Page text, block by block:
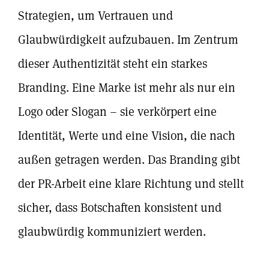
Strategien, um Vertrauen und
Glaubwürdigkeit aufzubauen. Im Zentrum
dieser Authentizität steht ein starkes
Branding. Eine Marke ist mehr als nur ein
Logo oder Slogan – sie verkörpert eine
Identität, Werte und eine Vision, die nach
außen getragen werden. Das Branding gibt
der PR-Arbeit eine klare Richtung und stellt
sicher, dass Botschaften konsistent und
glaubwürdig kommuniziert werden.